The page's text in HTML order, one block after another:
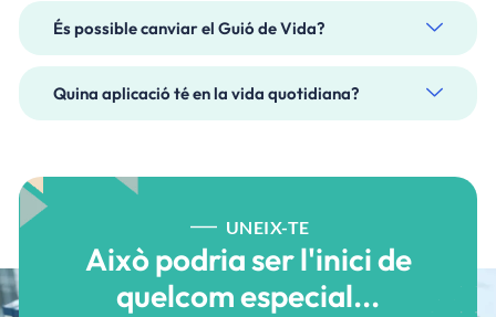
És possible canviar el Guió de Vida?
Quina aplicació té en la vida quotidiana?
UNEIX-TE
Això podria ser l'inici de
quelcom especial...